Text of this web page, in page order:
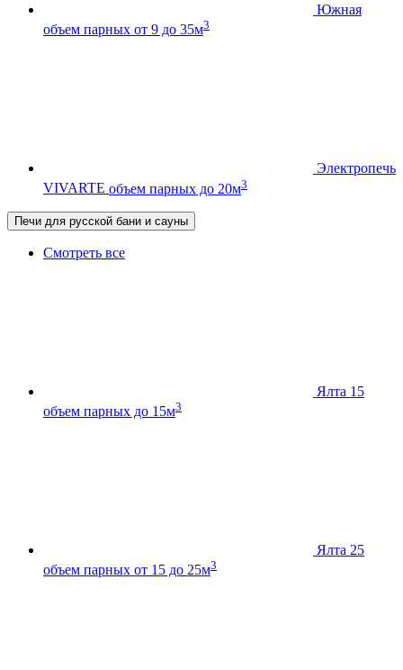
Южная
объем парных от 9 до 35м3
Электропечь
VIVARTE объем парных до 20м3
Печи для русской бани и сауны
Смотреть все
Ялта 15
объем парных до 15м3
Ялта 25
объем парных от 15 до 25м3